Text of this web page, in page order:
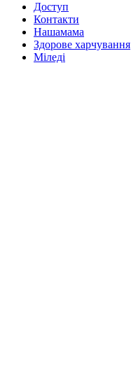
Доступ
Контакти
Нашамама
Здорове харчування
Міледі